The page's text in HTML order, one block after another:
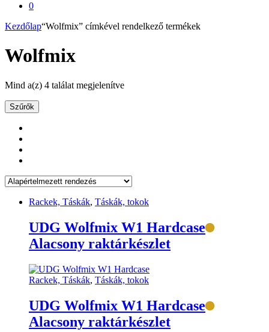
0
Kezdőlap“Wolfmix” címkével rendelkező termékek
Wolfmix
Mind a(z) 4 találat megjelenítve
Szűrők
Rackek, Táskák, Táskák, tokok
UDG Wolfmix W1 Hardcase
Alacsony raktárkészlet
Rackek, Táskák, Táskák, tokok
UDG Wolfmix W1 Hardcase
Alacsony raktárkészlet